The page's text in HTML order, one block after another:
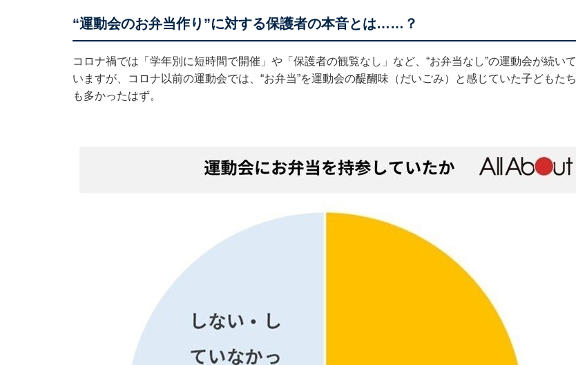
“運動会のお弁当作り”に対する保護者の本音とは……？
コロナ禍では「学年別に短時間で開催」や「保護者の観覧なし」など、“お弁当なし”の運動会が続いて
いますが、コロナ以前の運動会では、“お弁当”を運動会の醍醐味（だいごみ）と感じていた子どもたち
も多かったはず。